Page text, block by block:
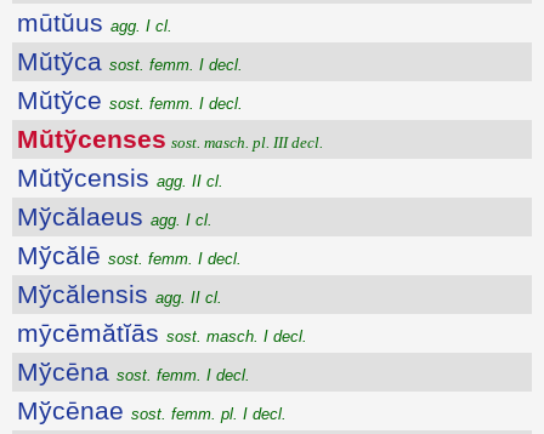
mūtŭus agg. I cl.
Mŭtўca sost. femm. I decl.
Mŭtўce sost. femm. I decl.
Mŭtўcenses sost. masch. pl. III decl.
Mŭtўcensis agg. II cl.
Mўcălaeus agg. I cl.
Mўcălē sost. femm. I decl.
Mўcălensis agg. II cl.
mȳcēmătĭās sost. masch. I decl.
Mўcēna sost. femm. I decl.
Mўcēnae sost. femm. pl. I decl.